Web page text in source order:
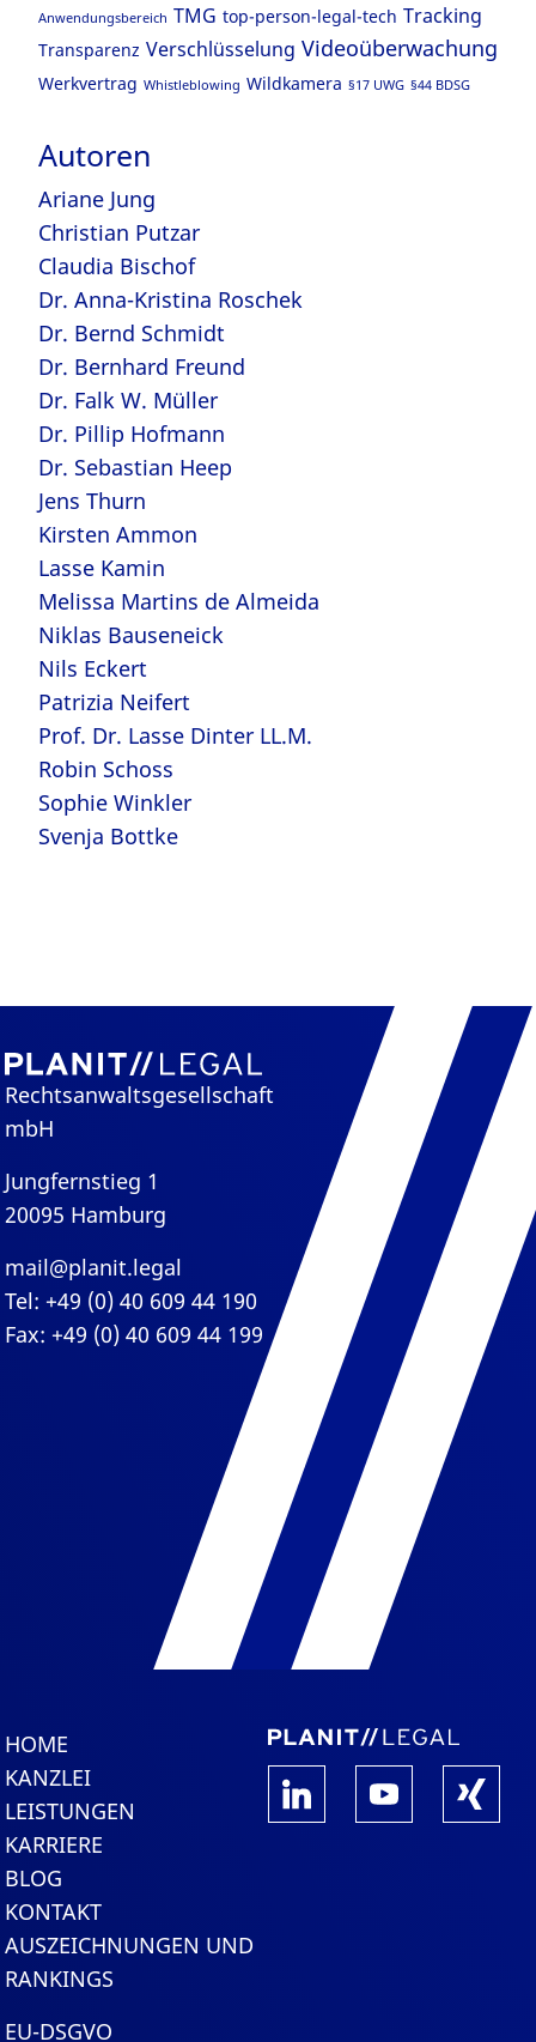
Anwendungsbereich TMG top-person-legal-tech Tracking
Transparenz Verschlüsselung Videoüberwachung
Werkvertrag Whistleblowing Wildkamera §17 UWG §44 BDSG
Autoren
Ariane Jung
Christian Putzar
Claudia Bischof
Dr. Anna-Kristina Roschek
Dr. Bernd Schmidt
Dr. Bernhard Freund
Dr. Falk W. Müller
Dr. Pillip Hofmann
Dr. Sebastian Heep
Jens Thurn
Kirsten Ammon
Lasse Kamin
Melissa Martins de Almeida
Niklas Bauseneick
Nils Eckert
Patrizia Neifert
Prof. Dr. Lasse Dinter LL.M.
Robin Schoss
Sophie Winkler
Svenja Bottke
Rechtsanwaltsgesellschaft
mbH
Jungfernstieg 1
20095 Hamburg
mail@planit.legal
Tel: +49 (0) 40 609 44 190
Fax: +49 (0) 40 609 44 199
HOME
KANZLEI
LEISTUNGEN
KARRIERE
BLOG
KONTAKT
AUSZEICHNUNGEN UND
RANKINGS
EU-DSGVO